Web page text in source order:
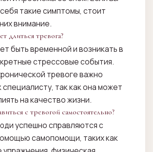
такие симптомы, стоит
внимание.
длиться тревога?
быть временной и возникать в
стрессовые события.
тревоге важно
специалисту, так как она может
на качество жизни.
с тревогой самостоятельно?
успешно справляются с
самопомощи, таких как